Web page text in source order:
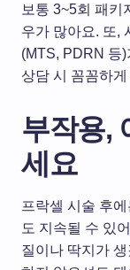
보통 3~5회 패키
우가 많아요. 또,
(MTS, PDRN 등)
상담 시 꼼꼼하
부작용,
세요
프락셀 시술 후
도 지속될 수 있
질이나 딱지가